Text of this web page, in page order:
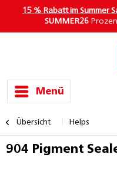
15 % Rabatt im Summer
SUMMER26
Menü
Übersicht Helps
904 Pigment